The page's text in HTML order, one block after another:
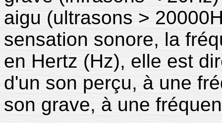
aigu (ultrasons >
sensation sonore, la
en Hertz (Hz), elle est
d'un son perçu, à une
son grave, à une